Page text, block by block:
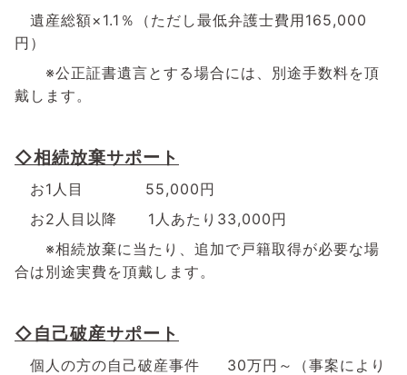
遺産総額× 1.1 ％（ただし最低弁護士費用165,000
円）
※公正証書遺言とする場合には、別途手数料を頂
戴します。
◇相続放棄サポート
お1 人目 55,000円
お2 人目以降 1 人あたり 33,000円
※相続放棄に当たり、追加で戸籍取得が必要な場
合は別途実費を頂戴します。
◇自己破産サポート
個人の方の自己破産事件 30万円～（事案により